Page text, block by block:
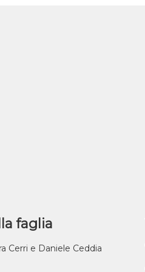
faglia
Cerri e Daniele Ceddia